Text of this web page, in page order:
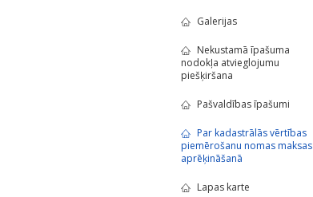
Galerijas
Nekustamā īpašuma
nodokļa atvieglojumu
piešķiršana
Pašvaldības īpašumi
Par kadastrālās vērtības
piemērošanu nomas maksas
aprēķināšanā
Lapas karte